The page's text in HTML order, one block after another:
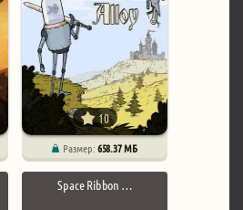
10
Размер:658.37 МБ
Space Ribbon …